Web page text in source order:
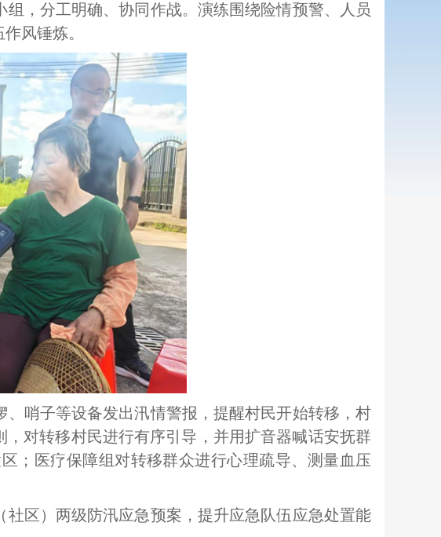
，分工明确、协同作战。演练围绕险情预警、人员
风锤炼。
哨子等设备发出汛情警报，提醒村民开始转移，村
对转移村民进行有序引导，并用扩音器喊话安抚群
；医疗保障组对转移群众进行心理疏导、测量血压
区）两级防汛应急预案，提升应急队伍应急处置能